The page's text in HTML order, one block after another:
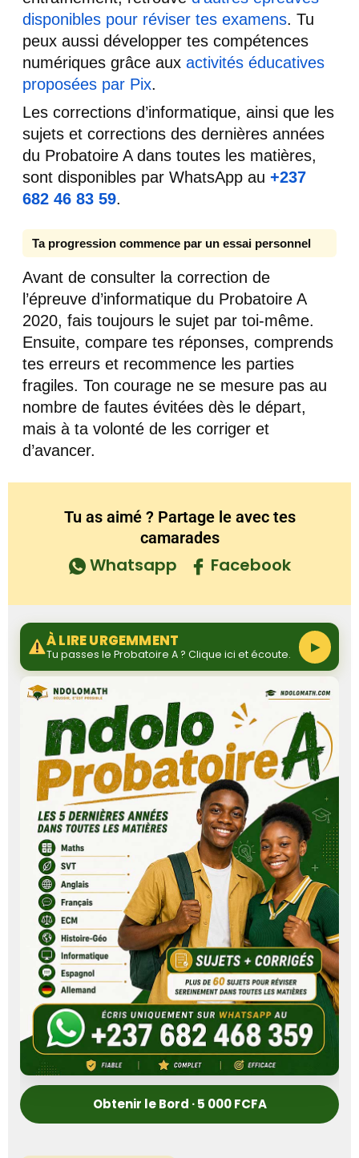
disponibles pour réviser tes examens. Tu
peux aussi développer tes compétences
numériques grâce aux activités éducatives
proposées par Pix.
Les corrections d’informatique, ainsi que les
sujets et corrections des dernières années
du Probatoire A dans toutes les matières,
sont disponibles par WhatsApp au +237
682 46 83 59.
Ta progression commence par un essai personnel
Avant de consulter la correction de
l’épreuve d’informatique du Probatoire A
2020, fais toujours le sujet par toi-même.
Ensuite, compare tes réponses, comprends
tes erreurs et recommence les parties
fragiles. Ton courage ne se mesure pas au
nombre de fautes évitées dès le départ,
mais à ta volonté de les corriger et
d’avancer.
Tu as aimé ? Partage le avec tes
camarades
Whatsapp Facebook
À LIRE URGEMMENT
Tu passes le Probatoire A ? Clique ici et écoute. ▶
Obtenir le Bord · 5 000 FCFA